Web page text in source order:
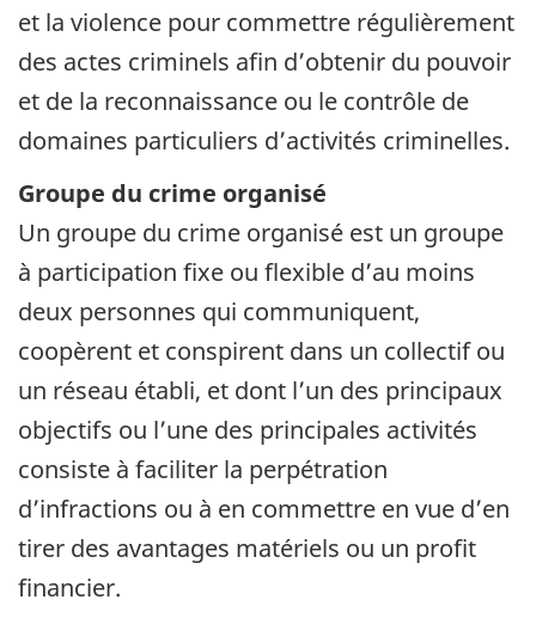
et la violence pour commettre régulièrement
des actes criminels afin d’obtenir du pouvoir
et de la reconnaissance ou le contrôle de
domaines particuliers d’activités criminelles.
Groupe du crime organisé
Un groupe du crime organisé est un groupe
à participation fixe ou flexible d’au moins
deux personnes qui communiquent,
coopèrent et conspirent dans un collectif ou
un réseau établi, et dont l’un des principaux
objectifs ou l’une des principales activités
consiste à faciliter la perpétration
d’infractions ou à en commettre en vue d’en
tirer des avantages matériels ou un profit
financier.